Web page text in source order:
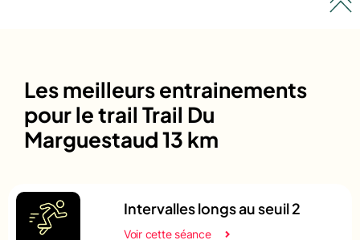
Les meilleurs entrainements
pour le trail Trail Du
Marguestaud 13 km
Intervalles longs au seuil 2
Voir cette séance